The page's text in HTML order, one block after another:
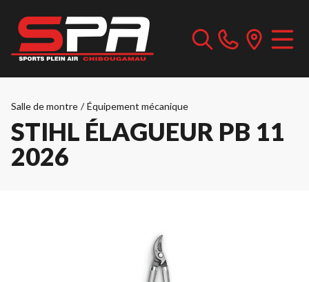
Salle de montre / Équipement mécanique
STIHL ÉLAGUEUR PB 11
2026